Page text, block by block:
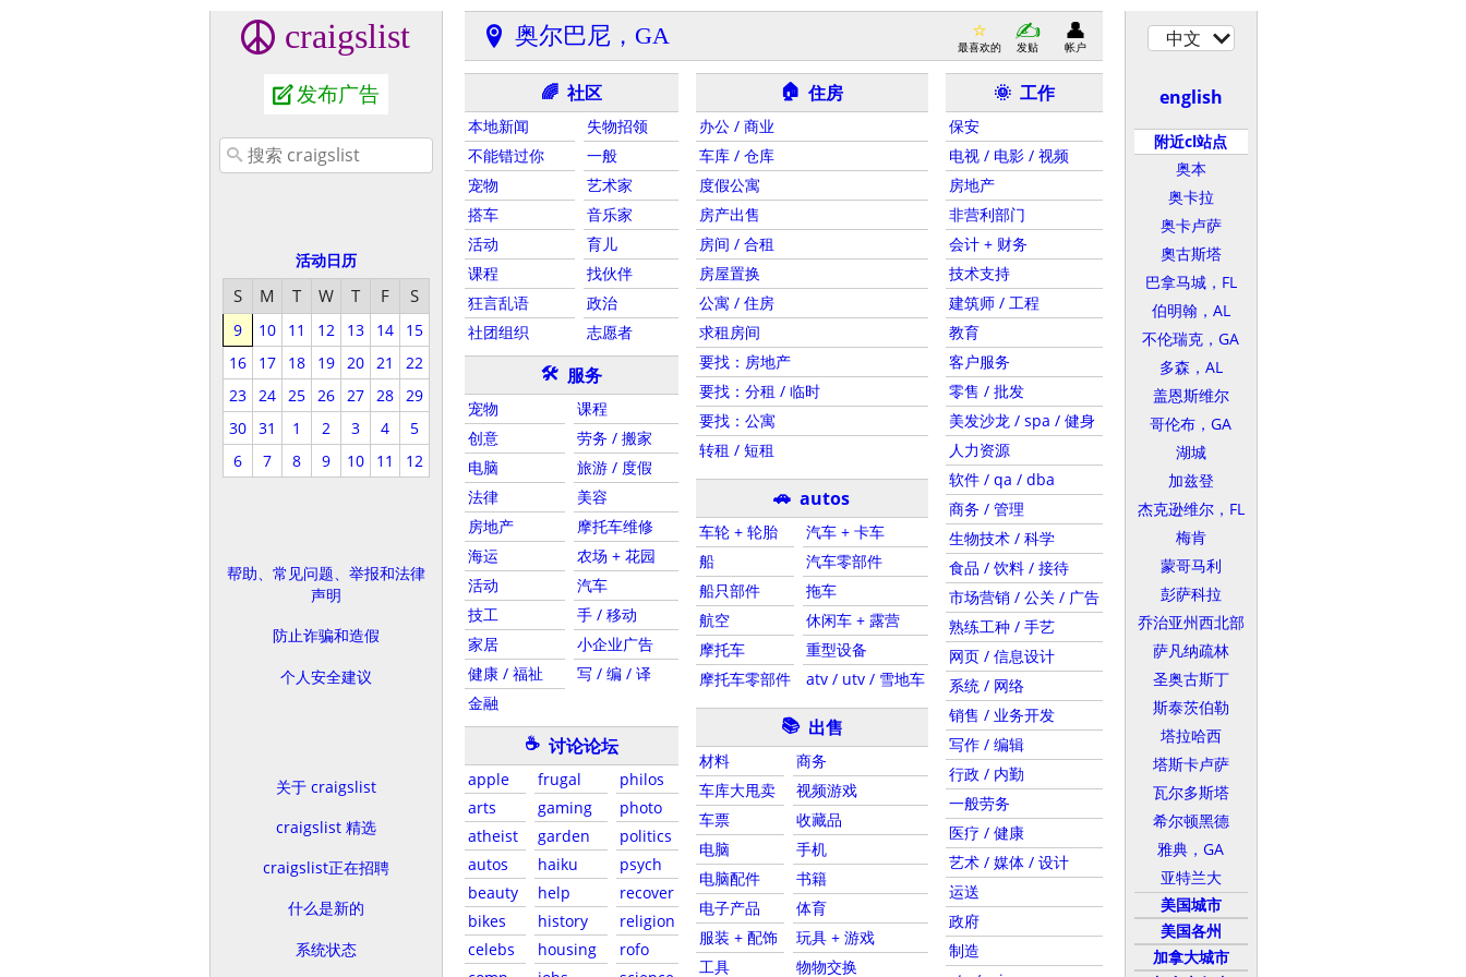
craigslist
发布广告
活动日历
S M T W T F S
9 10 11 12 13 14
15
16
17 18 19 20 21
22
23
24 25 26 27 28
29
30
31 1 2 3 4
5
6
7 8 9 10 11 12
帮助、常见问题、举报和法律
声明
防止诈骗和造假
个人安全建议
关于 craigslist
craigslist 精选
craigslist正在招聘
什么是新的
系统状态
奥尔巴尼，GA 最喜欢的 发贴 帐户
🌈 社区
本地新闻
不能错过你
宠物
搭车
活动
课程
狂言乱语
社团组织
失物招领
一般
艺术家
音乐家
育儿
找伙伴
政治
志愿者
🛠 服务
宠物
创意
电脑
法律
房地产
海运
活动
技工
家居
健康 / 福祉
金融
课程
劳务 / 搬家
旅游 / 度假
美容
摩托车维修
农场 + 花园
汽车
手 / 移动
小企业广告
写 / 编 / 译
☕ 讨论论坛
apple
arts
atheist
autos
beauty
bikes
celebs
frugal
gaming
garden
haiku
help
history
housing
philos
photo
politics
psych
recover
religion
rofo
🏠 住房
办公 / 商业
车库 / 仓库
度假公寓
房产出售
房间 / 合租
房屋置换
公寓 / 住房
求租房间
要找：房地产
要找：分租 / 临时
要找：公寓
转租 / 短租
🚗 autos
车轮 + 轮胎
船
船只部件
航空
摩托车
摩托车零部件
汽车 + 卡车
汽车零部件
拖车
休闲车 + 露营
重型设备
atv / utv / 雪地车
📚 出售
材料
车库大甩卖
车票
电脑
电脑配件
电子产品
服装 + 配饰
工具
商务
视频游戏
收藏品
手机
书籍
体育
玩具 + 游戏
物物交换
🌞 工作
保安
电视 / 电影 / 视频
房地产
非营利部门
会计 + 财务
技术支持
建筑师 / 工程
教育
客户服务
零售 / 批发
美发沙龙 / spa / 健身
人力资源
软件 / qa / dba
商务 / 管理
生物技术 / 科学
食品 / 饮料 / 接待
市场营销 / 公关 / 广告
熟练工种 / 手艺
网页 / 信息设计
系统 / 网络
销售 / 业务开发
写作 / 编辑
行政 / 内勤
一般劳务
医疗 / 健康
艺术 / 媒体 / 设计
运送
政府
制造
中文
english
附近cl站点
奥本
奥卡拉
奥卡卢萨
奧古斯塔
巴拿马城，FL
伯明翰，AL
不伦瑞克，GA
多森，AL
盖恩斯维尔
哥伦布，GA
湖城
加兹登
杰克逊维尔，FL
梅肯
蒙哥马利
彭萨科拉
乔治亚州西北部
萨凡纳疏林
圣奥古斯丁
斯泰茨伯勒
塔拉哈西
塔斯卡卢萨
瓦尔多斯塔
希尔顿黑德
雅典，GA
亚特兰大
美国城市
美国各州
加拿大城市